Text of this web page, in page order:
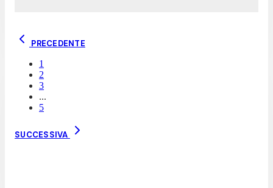
PRECEDENTE
1
2
3
...
5
SUCCESSIVA